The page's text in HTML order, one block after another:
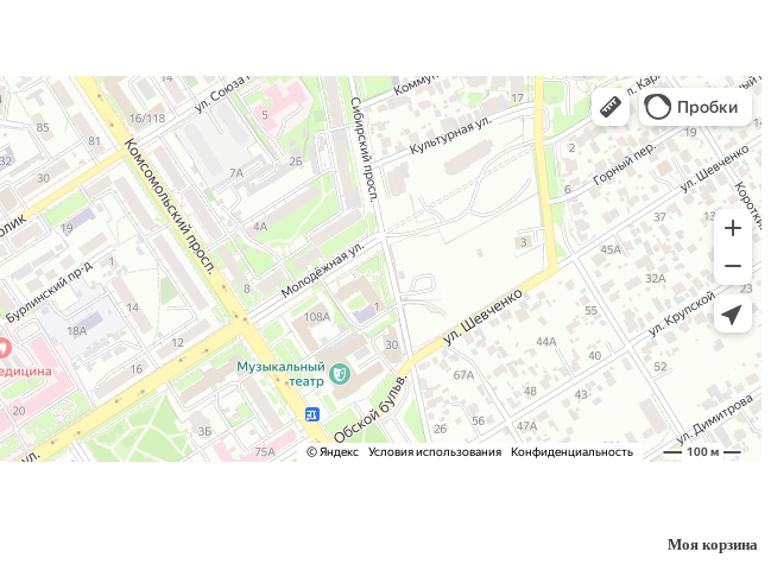
Моя корзина